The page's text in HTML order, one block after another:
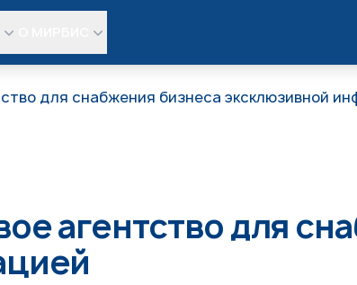
для снабжения бизнеса эксклюзивной
агентство для